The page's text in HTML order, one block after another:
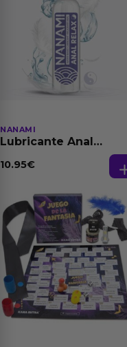
NANAMI
Lubricante Anal
Dilatación Base Agua
10.95€